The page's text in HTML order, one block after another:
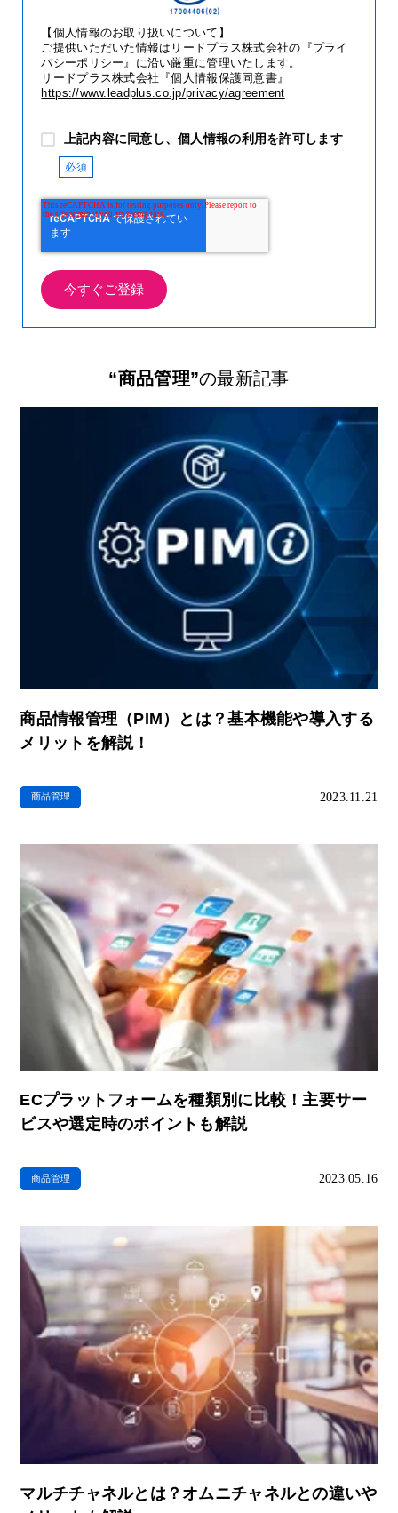
【個人情報のお取り扱いについて】
ご提供いただいた情報はリードプラス株式会社の『プライ
バシーポリシー』に沿い厳重に管理いたします。
リードプラス株式会社『個人情報保護同意書』
https://www.leadplus.co.jp/privacy/agreement
上記内容に同意し、個人情報の利用を許可します
“商品管理”の最新記事
商品情報管理（PIM）とは？基本機能や導入する
メリットを解説！
商品管理 2023.11.21
ECプラットフォームを種類別に比較！主要サー
ビスや選定時のポイントも解説
商品管理 2023.05.16
マルチチャネルとは？オムニチャネルとの違いや